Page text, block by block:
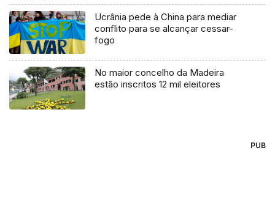
Ucrânia pede à China para mediar
conflito para se alcançar cessar-
fogo
No maior concelho da Madeira
estão inscritos 12 mil eleitores
PUB